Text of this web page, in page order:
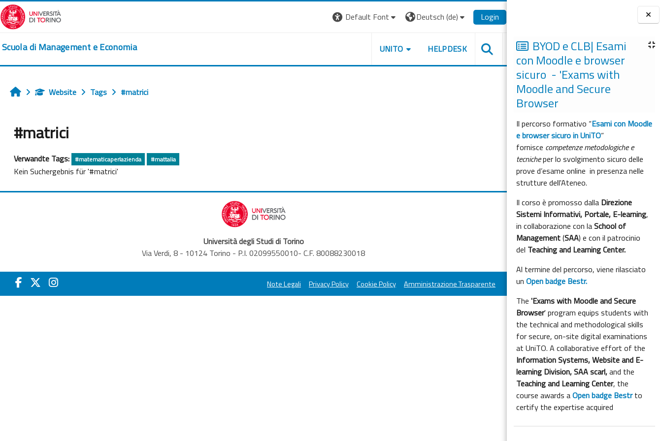
Zum Hauptinhalt
Blöcke
BYOD e CLB| Esami
con Moodle e browser
sicuro - 'Exams with
Moodle and Secure
Browser
Il percorso formativo “Esami con Moodle
e browser sicuro in UniTO”
fornisce competenze metodologiche e
tecnicheper lo svolgimento sicuro delle
prove d’esame online in presenza nelle
strutture dell'Ateneo.
Il corso è promosso dalla Direzione
Sistemi Informativi, Portale, E-learning,
in collaborazione con laSchool of
Management(SAA) e con il patrocinio
del Teaching and Learning Center.
Al termine del percorso, viene rilasciato
unOpen badge Bestr.
The'Exams with Moodle and Secure
Browser' program equips students with
the technical and methodological skills
for secure, on-site digital examinations
at UniTO. A collaborative effort of the
Information Systems, Website and E-
learning Division,SAA scarl,and the
Teaching and Learning Center, the
course awards aOpen badge Bestrto
certify the expertise acquired
Default Font Deutsch ‎(de)‎ Login
Scuola di Management e Economia UNITO HELPDESK
Startseite
Website Tags #matrici
#matrici
Verwandte Tags: #matematicaperlazienda #mattalia
Kein Suchergebnis für '#matrici'
Università degli Studi di Torino
Via Verdi, 8 - 10124 Torino - P.I. 02099550010- C.F. 80088230018
Note Legali Privacy Policy Cookie Policy Amministrazione Trasparente